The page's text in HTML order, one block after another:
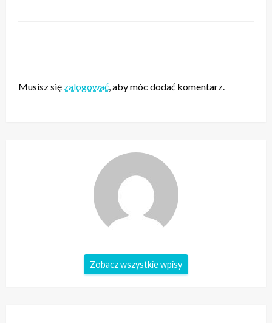
Musisz się zalogować, aby móc dodać komentarz.
Zobacz wszystkie wpisy